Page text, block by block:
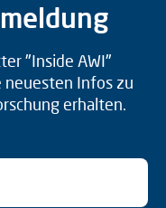
"Inside AWI"
neuesten Infos zu
erhalten.